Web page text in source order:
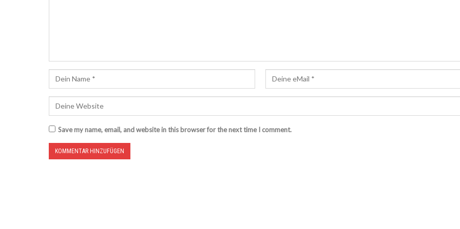
Save my name, email, and website in this browser for the next time I comment.